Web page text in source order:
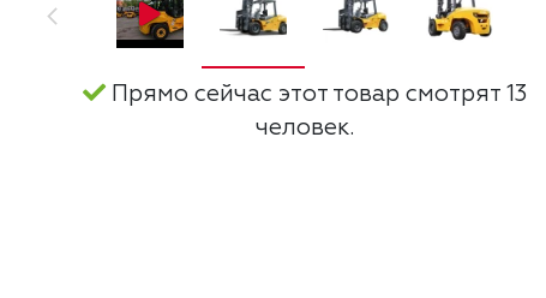
Прямо сейчас этот товар смотрят 13
человек.